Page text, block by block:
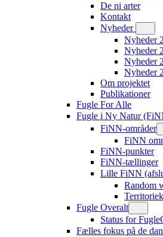
De ni arter
Kontakt
Nyheder
Nyheder
Nyheder
Nyheder
Nyheder
Om projektet
Publikationer
Fugle For Alle
Fugle i Ny Natur
FiNN-områder
FiNN
FiNN-punkter
FiNN-tællinger
Lille FiNN
Random
Fugle Overalt
Status for
Fælles fokus på de